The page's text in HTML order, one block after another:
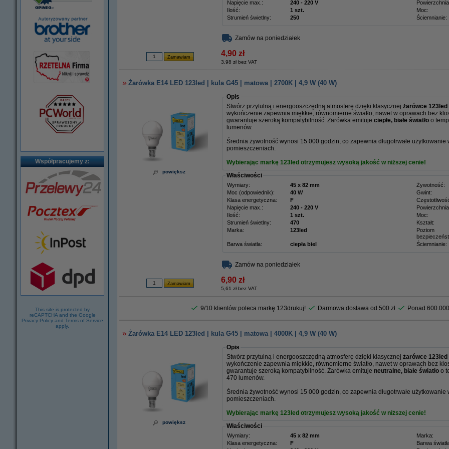
Współpracujemy z:
This site is protected by
reCAPTCHA and the Google
Privacy Policy and Terms of Service
apply.
Napięcie max.: 240 - 220 V
Ilość:
1 szt.
Moc:
Strumień świetlny:
250 Ściemnianie:
Zamów na poniedziałek
4,90 zł
3,98 zł bez VAT
Żarówka E14 LED 123led | kula G45 | matowa | 2700K | 4,9 W (40 W)
powiększ
Opis
Stwórz przytulną i energooszczędną atmosferę dzięki klasycznej żarówce 123led
wykończenie zapewnia miękkie, równomierne światło, nawet w oprawach bez
gwarantuje szeroką kompatybilność. Żarówka emituje ciepłe, białe światło o
lumenów.
Średnia żywotność wynosi 15 000 godzin, co zapewnia długotrwałe
pomieszczeniach.
Wybierając markę 123led otrzymujesz wysoką jakość w niższej cenie!
Właściwości
Wymiary: 45 x 82 mm
Żywotność:
Moc (odpowiednik):
40 W
Gwint:
Klasa energetyczna:
F
Napięcie max.:
240 - 220 V
Ilość:
1 szt.
Moc:
Strumień świetlny:
470
Kształt:
Marka:
123led
Poziom
Barwa światła:
ciepła biel Ściemnianie:
Zamów na poniedziałek
6,90 zł
5,61 zł bez VAT
9/10 klientów poleca markę 123drukuj! Darmowa dostawa od 500 zł Ponad
Żarówka E14 LED 123led | kula G45 | matowa | 4000K | 4,9 W (40 W)
powiększ
Opis
Stwórz przytulną i energooszczędną atmosferę dzięki klasycznej żarówce 123led
wykończenie zapewnia miękkie, równomierne światło, nawet w oprawach bez
gwarantuje szeroką kompatybilność. Żarówka emituje neutralne, białe światło o
470 lumenów.
Średnia żywotność wynosi 15 000 godzin, co zapewnia długotrwałe
pomieszczeniach.
Wybierając markę 123led otrzymujesz wysoką jakość w niższej cenie!
Właściwości
Wymiary: 45 x 82 mm
Marka:
Klasa energetyczna:
F
Barwa